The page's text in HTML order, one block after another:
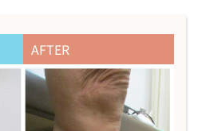
AFTER